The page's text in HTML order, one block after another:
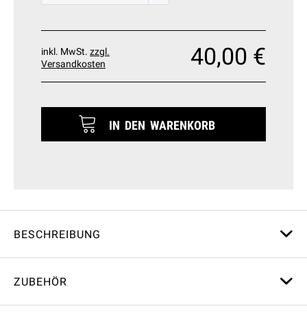
inkl. MwSt. zzgl.
Versandkosten
40,00 €
IN DEN WARENKORB
BESCHREIBUNG
ZUBEHÖR